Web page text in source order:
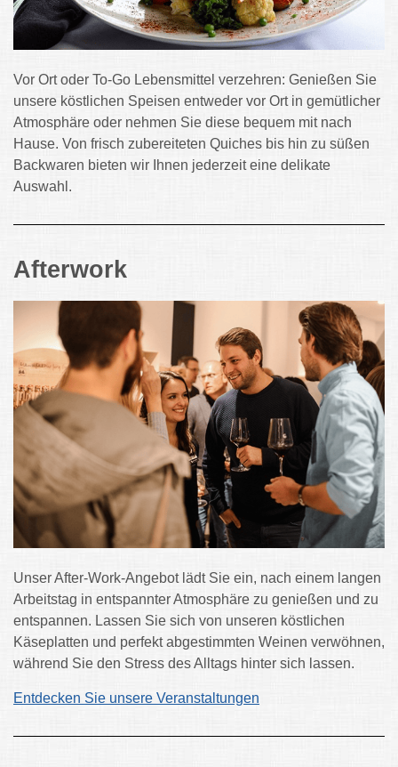
Vor Ort oder To-Go Lebensmittel verzehren: Genießen Sie
unsere köstlichen Speisen entweder vor Ort in gemütlicher
Atmosphäre oder nehmen Sie diese bequem mit nach
Hause. Von frisch zubereiteten Quiches bis hin zu süßen
Backwaren bieten wir Ihnen jederzeit eine delikate
Auswahl.
Afterwork
Unser After-Work-Angebot lädt Sie ein, nach einem langen
Arbeitstag in entspannter Atmosphäre zu genießen und zu
entspannen. Lassen Sie sich von unseren köstlichen
Käseplatten und perfekt abgestimmten Weinen verwöhnen,
während Sie den Stress des Alltags hinter sich lassen.
Entdecken Sie unsere Veranstaltungen